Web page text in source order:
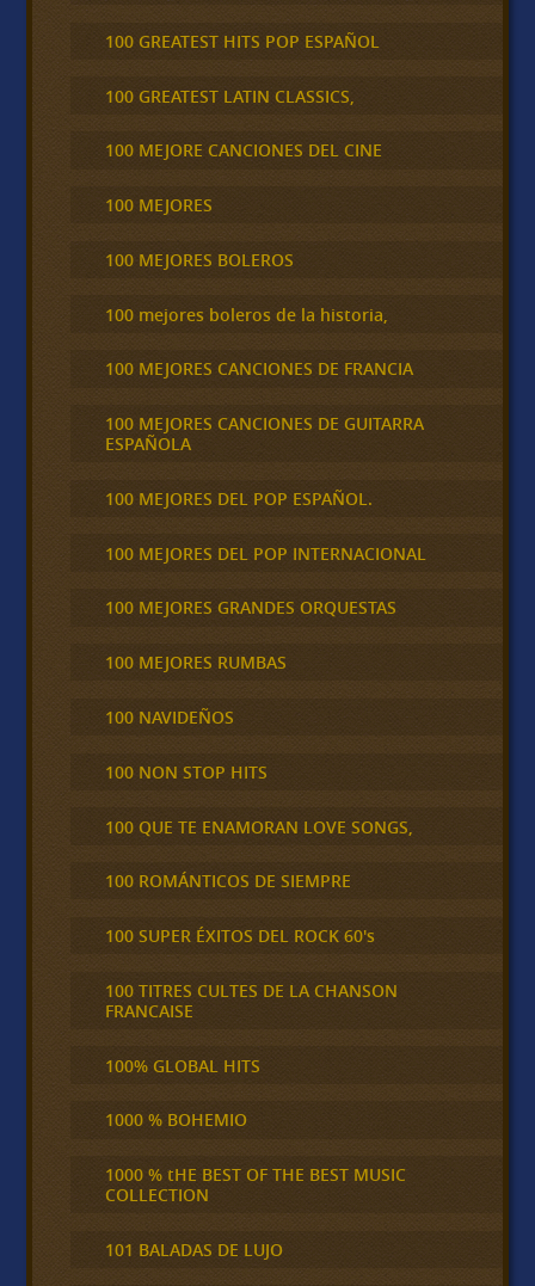
100 GREATEST HITS POP ESPAÑOL
100 GREATEST LATIN CLASSICS,
100 MEJORE CANCIONES DEL CINE
100 MEJORES
100 MEJORES BOLEROS
100 mejores boleros de la historia,
100 MEJORES CANCIONES DE FRANCIA
100 MEJORES CANCIONES DE GUITARRA
ESPAÑOLA
100 MEJORES DEL POP ESPAÑOL.
100 MEJORES DEL POP INTERNACIONAL
100 MEJORES GRANDES ORQUESTAS
100 MEJORES RUMBAS
100 NAVIDEÑOS
100 NON STOP HITS
100 QUE TE ENAMORAN LOVE SONGS,
100 ROMÁNTICOS DE SIEMPRE
100 SUPER ÉXITOS DEL ROCK 60's
100 TITRES CULTES DE LA CHANSON
FRANCAISE
100% GLOBAL HITS
1000 % BOHEMIO
1000 % tHE BEST OF THE BEST MUSIC
COLLECTION
101 BALADAS DE LUJO